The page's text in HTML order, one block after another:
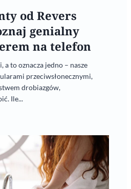
od Revers
genialny
na telefon
a to oznacza jedno – nasze
przeciwsłonecznymi,
drobiazgów,
Ile...